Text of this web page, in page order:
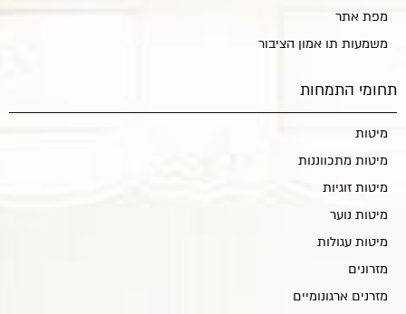
מפת אתר
משמעות תו אמון הציבור
תחומי התמחות
מיטות
מיטות מתכווננות
מיטות זוגיות
מיטות נוער
מיטות עגולות
מזרונים
מזרנים ארגונומיים